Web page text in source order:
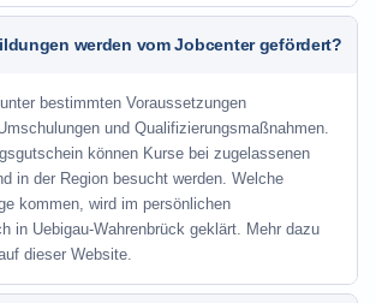
werden vom Jobcenter gefördert?
bestimmten Voraussetzungen
und Qualifizierungsmaßnahmen.
können Kurse bei zugelassenen
in der Region besucht werden. Welche
kommen, wird im persönlichen
in Uebigau-Wahrenbrück geklärt. Mehr dazu
dieser Website.